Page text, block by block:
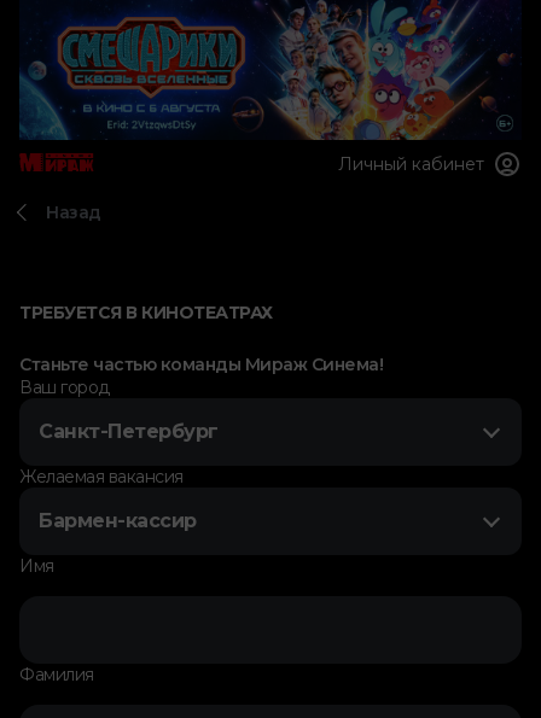
Личный кабинет
Назад
ТРЕБУЕТСЯ В КИНОТЕАТРАХ
Станьте частью команды Мираж Синема!
Ваш город
Санкт-Петербург
Желаемая вакансия
Бармен-кассир
Имя
Фамилия